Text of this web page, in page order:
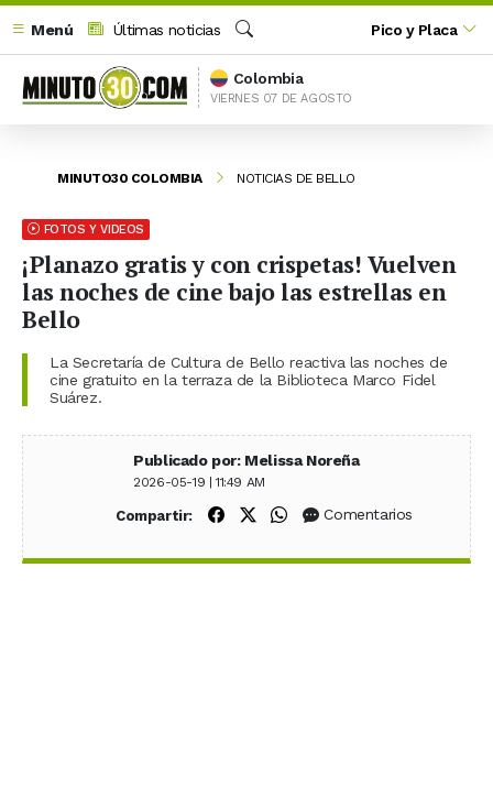
Menú
Últimas noticias
Buscar
Pico y Placa
Colombia
VIERNES 07 DE AGOSTO
MINUTO30 COLOMBIA NOTICIAS DE BELLO
FOTOS Y VIDEOS
¡Planazo gratis y con crispetas! Vuelven
las noches de cine bajo las estrellas en
Bello
La Secretaría de Cultura de Bello reactiva las noches de
cine gratuito en la terraza de la Biblioteca Marco Fidel
Suárez.
Publicado por: Melissa Noreña
2026-05-19 | 11:49 AM
Compartir: Compartir en Facebook
Compartir en X (Twitter)
Compartir en WhatsApp
Comentarios